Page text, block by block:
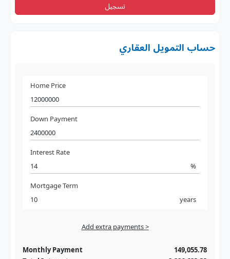
تسجيل
حساب التمويل العقاري
Home Price
Down Payment
Interest Rate
%
Mortgage Term
years
Add extra payments >
Monthly Payment
149,055.78